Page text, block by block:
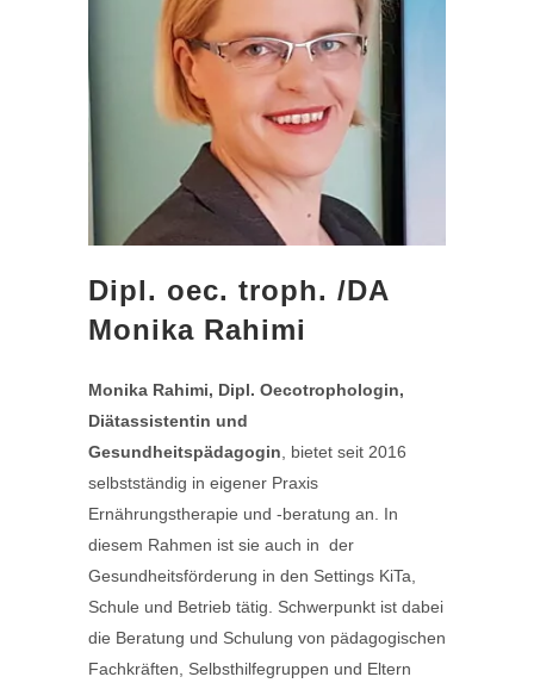
Dipl. oec. troph. /DA
Monika Rahimi
Monika Rahimi, Dipl. Oecotrophologin,
Diätassistentin und
Gesundheitspädagogin , bietet seit 2016
selbstständig in eigener Praxis
Ernährungstherapie und -beratung an. In
diesem Rahmen ist sie auch in der
Gesundheitsförderung in den Settings KiTa,
Schule und Betrieb tätig. Schwerpunkt ist dabei
die Beratung und Schulung von pädagogischen
Fachkräften, Selbsthilfegruppen und Eltern